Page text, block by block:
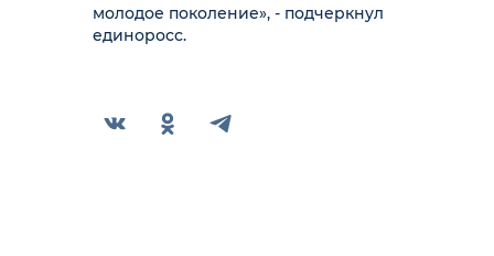
молодое поколение», - подчеркнул
единоросс.